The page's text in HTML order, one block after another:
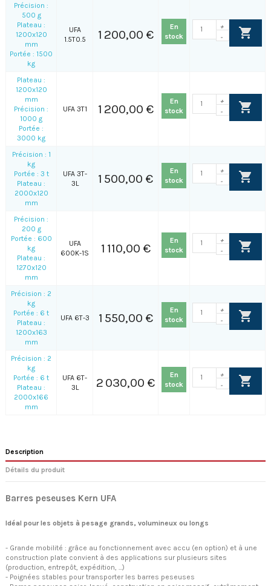
Précision :
500 g
Plateau :
1200x120
mm
Portée : 1500
kg
UFA
1.5T0.5
1 200,00 €
En
stock
+
-
Plateau :
1200x120
mm
Précision :
1000 g
Portée :
3000 kg
UFA 3T1 1 200,00 €
En
stock
+
-
Précision : 1
kg
Portée : 3 t
Plateau :
2000x120
mm
UFA 3T-
3L
1 500,00 €
En
stock
+
-
Précision :
200 g
Portée : 600
kg
Plateau :
1270x120
mm
UFA
600K-1S
1 110,00 €
En
stock
+
-
Précision : 2
kg
Portée : 6 t
Plateau :
1200x163
mm
UFA 6T-3 1 550,00 €
En
stock
+
-
Précision : 2
kg
Portée : 6 t
Plateau :
2000x166
mm
UFA 6T-
3L
2 030,00 €
En
stock
+
-
Description
Détails du produit
Barres peseuses Kern UFA
Idéal pour les objets à pesage grands, volumineux ou longs
- Grande mobilité : grâce au fonctionnement avec accu (en option) et à une
construction plate convient à des applications sur plusieurs sites
(production, entrepôt, expédition, ...)
- Poignées stables pour transporter les barres peseuses